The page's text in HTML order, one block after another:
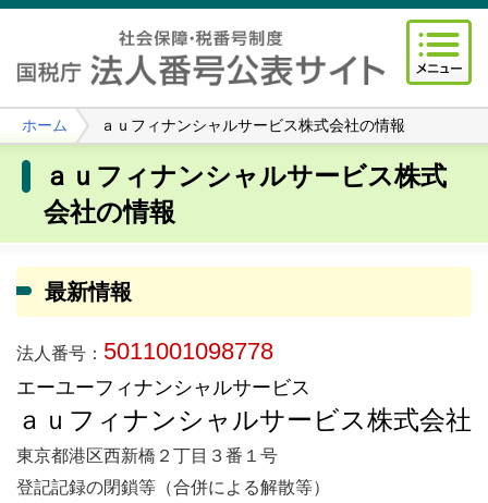
ホーム ａｕフィナンシャルサービス株式会社の情報
ａｕフィナンシャルサービス株式
会社の情報
最新情報
法人番号： 5011001098778
エーユーフィナンシャルサービス
ａｕフィナンシャルサービス株式会社
東京都港区西新橋２丁目３番１号
登記記録の閉鎖等（合併による解散等）